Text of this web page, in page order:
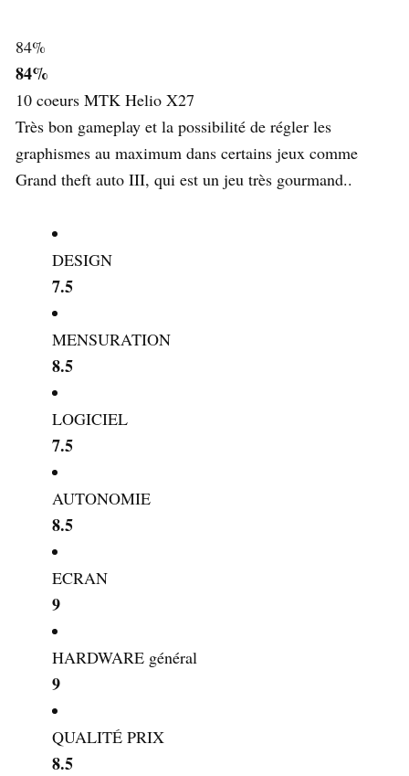
84%
84%
10 coeurs MTK Helio X27
Très bon gameplay et la possibilité de régler les
graphismes au maximum dans certains jeux comme
Grand theft auto III, qui est un jeu très gourmand..
DESIGN
7.5
MENSURATION
8.5
LOGICIEL
7.5
AUTONOMIE
8.5
ECRAN
9
HARDWARE général
9
QUALITÉ PRIX
8.5